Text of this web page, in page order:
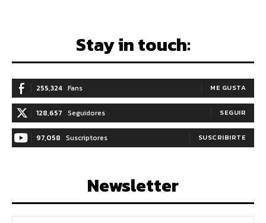
Stay in touch:
255,324 Fans ME GUSTA
128,657 Seguidores SEGUIR
97,058 Suscriptores SUSCRIBIRTE
Newsletter